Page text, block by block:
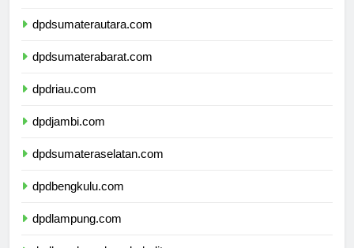
dpdsumaterautara.com
dpdsumaterabarat.com
dpdriau.com
dpdjambi.com
dpdsumateraselatan.com
dpdbengkulu.com
dpdlampung.com